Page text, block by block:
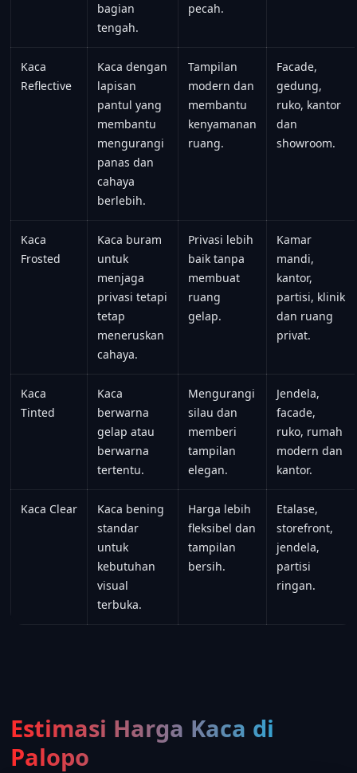
bagian
tengah.
pecah.
Kaca
Reflective
Kaca dengan
lapisan
pantul yang
membantu
mengurangi
panas dan
cahaya
berlebih.
Tampilan
modern dan
membantu
kenyamanan
ruang.
Facade,
gedung,
ruko, kantor
dan
showroom.
Kaca
Frosted
Kaca buram
untuk
menjaga
privasi tetapi
tetap
meneruskan
cahaya.
Privasi lebih
baik tanpa
membuat
ruang
gelap.
Kamar
mandi,
kantor,
partisi, klinik
dan ruang
privat.
Kaca
Tinted
Kaca
berwarna
gelap atau
berwarna
tertentu.
Mengurangi
silau dan
memberi
tampilan
elegan.
Jendela,
facade,
ruko, rumah
modern dan
kantor.
Kaca Clear
Kaca bening
standar
untuk
kebutuhan
visual
terbuka.
Harga lebih
fleksibel dan
tampilan
bersih.
Etalase,
storefront,
jendela,
partisi
ringan.
Estimasi Harga Kaca di
Palopo